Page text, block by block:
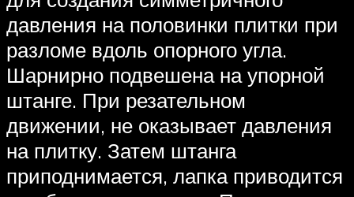
давления на половинки плитки при
разломе вдоль опорного угла.
Шарнирно подвешена на упорной
штанге. При резательном
движении, не оказывает давления
на плитку. Затем штанга
приподнимается, лапка приводится